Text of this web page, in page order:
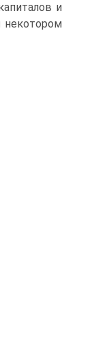
и
некотором